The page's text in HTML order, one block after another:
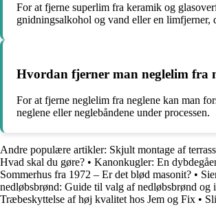
For at fjerne superlim fra keramik og
gnidningsalkohol og vand eller en limfjerner,
Hvordan fjerner man neglelim fra
For at fjerne neglelim fra neglene kan man
neglene eller neglebåndene under processen.
Andre populære artikler: Skjult montage af
Hvad skal du gøre? • Kanonkugler: En
Sommerhus fra 1972 – Er det blød masonit? •
nedløbsbrønd: Guide til valg af nedløbsbrønd og
Træbeskyttelse af høj kvalitet hos Jem og Fix •